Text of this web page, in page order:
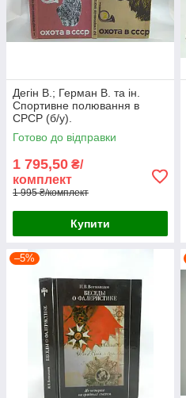
Дегін В.; Герман В. та ін.
Спортивне полювання в
СРСР (б/у).
Готово до відправки
1 795,50 ₴/
комплект
1 995 ₴/комплект
Купити
–5%